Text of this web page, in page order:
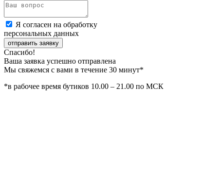
Я согласен на обработку
персональных данных
отправить заявку
Спасибо!
Ваша заявка успешно отправлена
Мы свяжемся с вами в течение 30 минут*
*в рабочее время бутиков 10.00 – 21.00 по МСК